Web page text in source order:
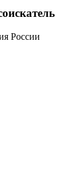
России